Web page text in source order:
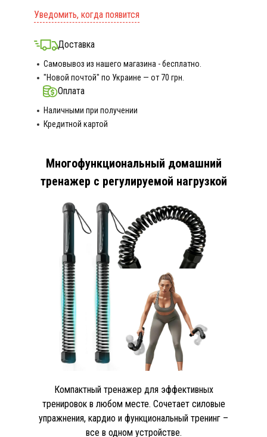
Уведомить, когда появится
Доставка
Самовывоз из нашего магазина - бесплатно.
"Новой почтой" по Украине — от 70 грн.
Оплата
Наличными при получении
Кредитной картой
Многофункциональный домашний
тренажер с регулируемой нагрузкой
Компактный тренажер для эффективных
тренировок в любом месте. Сочетает силовые
упражнения, кардио и функциональный тренинг –
все в одном устройстве.